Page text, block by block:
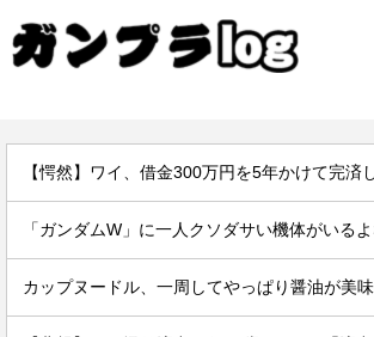
「ガンダムW」に一人クソダサい機体がいる
カップヌードル、一周してやっぱり醤油が美